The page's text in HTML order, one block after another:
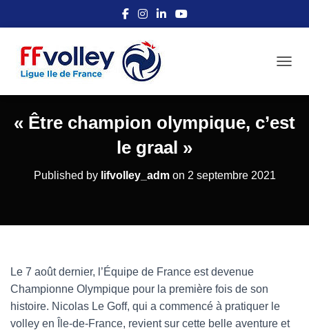
« Être champion olympique, c’est
le graal »
Published by lifvolley_admon 2 septembre 2021
Le 7 août dernier, l’Équipe de France est devenue
Championne Olympique pour la première fois de son
histoire. Nicolas Le Goff, qui a commencé à pratiquer le
volley en Île-de-France, revient sur cette belle aventure et